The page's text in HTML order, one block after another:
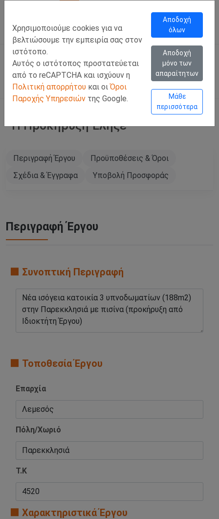
Χρησιμοποιούμε cookies για να
βελτιώσουμε την εμπειρία σας στον
ιστότοπο.
Αυτός ο ιστότοπος προστατεύεται
από το reCAPTCHA και ισχύουν η
Πολιτική απορρήτου και οιΌροι
Παροχής Υπηρεσιών της Google.
Αποδοχή
όλων
Αποδοχή
μόνο των
απαραίτητων
Μάθε
περισσότερα
Viber Chat +357 97443393
WhatsApp Chat
Ελλ ΣΥΝΔΕΣΗ
Η Προκήρυξη Έληξε
Περιγραφή Έργου
Προϋποθέσεις & Όροι
Σχέδια & Έγγραφα
Υποβολή Προσφοράς
Περιγραφή Έργου
🟧 Συνοπτική Περιγραφή
🟧 Τοποθεσία Έργου
Επαρχία
Πόλη/Χωριό
Τ.Κ
🟧 Χαρακτηριστικά Έργου